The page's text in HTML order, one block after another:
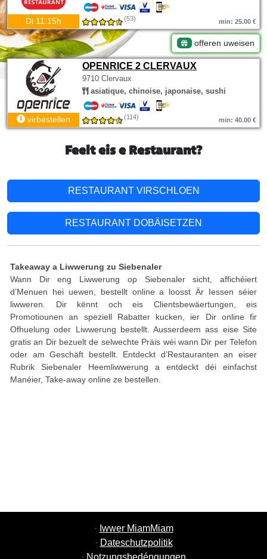
Di 11:15h (53) min: 25.00 €
offeren uweisen
OPENRICE 2 CLERVAUX
9710 Clervaux
asiatique, chinoise, japonaise, sushi
virbestellen (114) min: 40.00 €
Feelt eis e Restaurant?
RESTAURANT VIRSCHLOEN
RESTAURANT DOBÄISETZEN
Takeaway a Liwwerung zu Siebenaler
Wann Dir eng Liwwerung op Siebenaler sicht, affichéiert
d’Menuen hei uewen, bestellt online a loosst Är Iessen séier
liwweren. Dir kënnt och eis Clientsbewäertungen, eis
Promotiounen an speziell Rabatter kucken, ier Dir online fir
Ofhuelung oder Liwwerung bestellt. Ausserdeem ass eise Site
gratis an Dir bezuelt de selwechte Präis wéi wann Dir per Telefon
oder am Geschäft bestellt. Entdeckt d’Restauranten an eiser
Rubrik Siebenaler Heemliwwerung a entdeckt déi einfachst
Manéier, Take-away online ze bestellen.
· Iwwer MiamMiam
· Dateschutzpolitik
· Notzungsbedéngungen